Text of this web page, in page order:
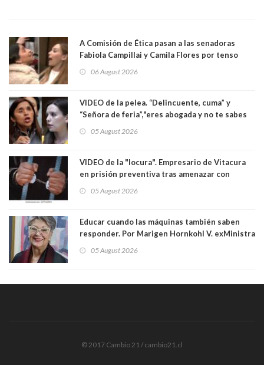
A Comisión de Ética pasan a las senadoras
Fabiola Campillai y Camila Flores por tenso
06 August 2026
VIDEO de la pelea. “Delincuente, cuma” y
“Señora de feria”,"eres abogada y no te sabes
senadoras Camila Flores y Fabiola Campillai en
05 August 2026
VIDEO de la "locura". Empresario de Vitacura
en prisión preventiva tras amenazar con
Los persiguió en potente camioneta
05 August 2026
Educar cuando las máquinas también saben
responder. Por Marigen Hornkohl V. exMinistra
05 August 2026
© 2017 Cambio 21 / cambio21.cl